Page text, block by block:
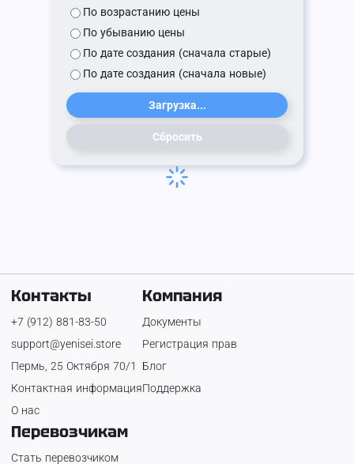
По возрастанию цены
По убыванию цены
По дате создания (сначала старые)
По дате создания (сначала новые)
Загрузка...
Сбросить
Контакты
+7 (912) 881-83-50
support@yenisei.store
Пермь, 25 Октября 70/1
Контактная информация
О нас
Компания
Документы
Регистрация прав
Блог
Поддержка
Перевозчикам
Стать перевозчиком